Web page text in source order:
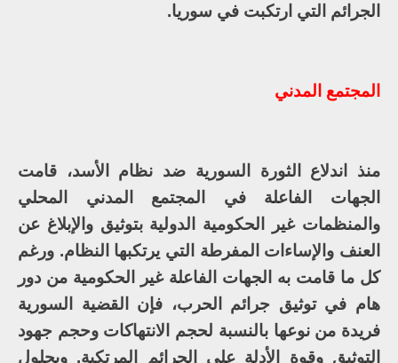
الجرائم التي ارتكبت في سوريا.
المجتمع المدني
منذ اندلاع الثورة السورية ضد نظام الأسد، قامت
الجهات الفاعلة في المجتمع المدني المحلي
والمنظمات غير الحكومية الدولية بتوثيق والإبلاغ عن
العنف والإساءات المفرطة التي يرتكبها النظام. ورغم
كل ما قامت به الجهات الفاعلة غير الحكومية من دور
هام في توثيق جرائم الحرب، فإن القضية السورية
فريدة من نوعها بالنسبة لحجم الانتهاكات وحجم جهود
التوثيق وقوة الأدلة على الجرائم المرتكبة. وبحلول